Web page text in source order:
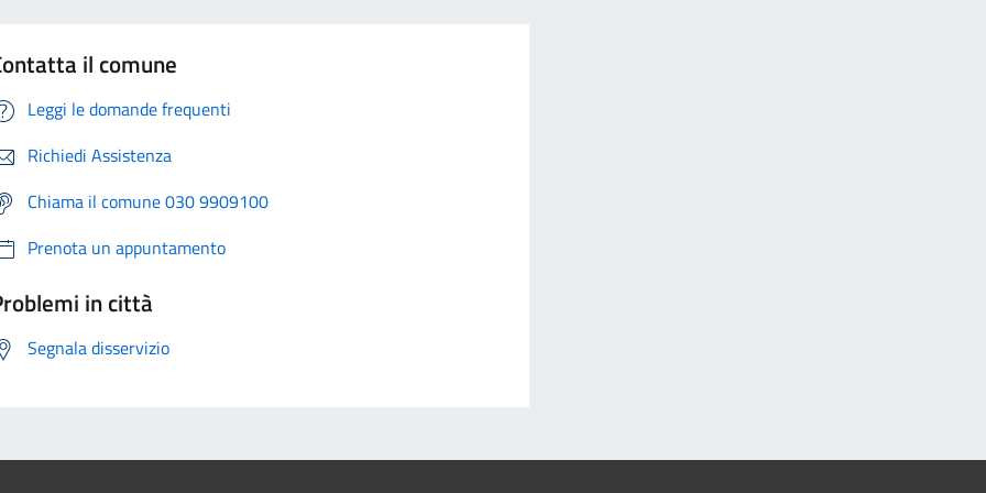
il comune
Leggi le domande frequenti
Richiedi Assistenza
Chiama il comune 030 9909100
Prenota un appuntamento
in città
Segnala disservizio